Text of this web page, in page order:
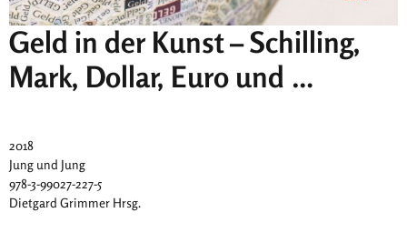
Geld in der Kunst – Schilling,
Mark, Dollar, Euro und …
2018
Jung und Jung
978-3-99027-227-5
Dietgard Grimmer Hrsg.